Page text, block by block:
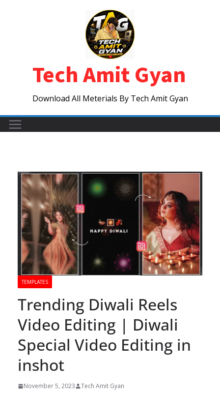
Tech Amit Gyan
Download All Meterials By Tech Amit Gyan
TEMPLATES
Trending Diwali Reels
Video Editing | Diwali
Special Video Editing in
inshot
November 5, 2023 Tech Amit Gyan